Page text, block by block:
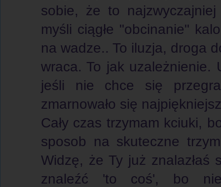
sobie, że to
myśli ciągłe "obcinanie"
na wadze.. To iluzja, droga
wraca. To jak uzależnienie.
jeśli nie chce się
zmarnowało się
Cały czas trzymam kciuki,
sposob na skuteczne
Widzę, że Ty już
znaleźć 'to coś', bo